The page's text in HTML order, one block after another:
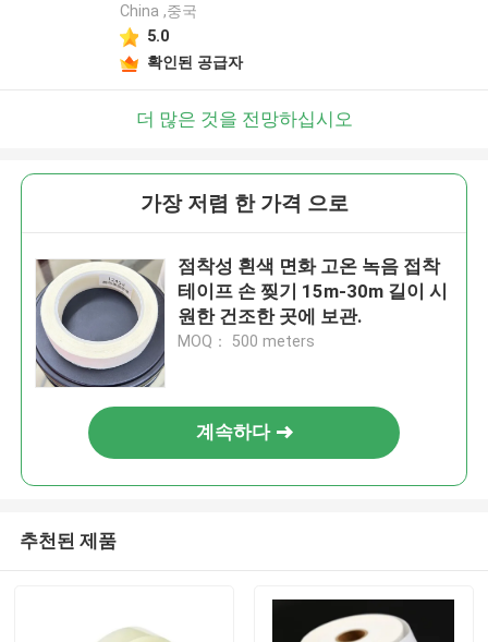
China ,중국
5.0
확인된 공급자
더 많은 것을 전망하십시오
가장 저렴 한 가격 으로
점착성 흰색 면화 고온 녹음 접착
테이프 손 찢기 15m-30m 길이 시
원한 건조한 곳에 보관.
MOQ： 500 meters
계속하다
추천된 제품